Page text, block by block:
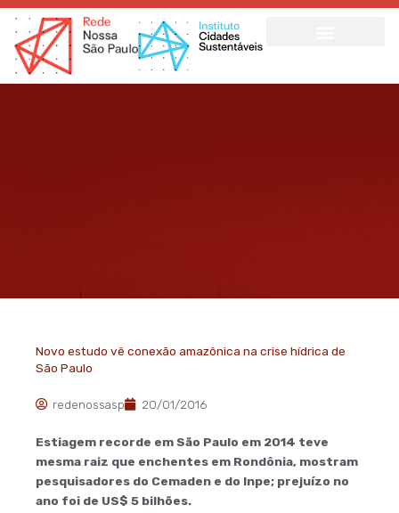
Ir
para
conteúdo
Novo estudo vê conexão amazônica na crise hídrica de
São Paulo
redenossasp 20/01/2016
Estiagem recorde em São Paulo em 2014 teve
mesma raiz que enchentes em Rondônia, mostram
pesquisadores do Cemaden e do Inpe; prejuízo no
ano foi de US$ 5 bilhões.